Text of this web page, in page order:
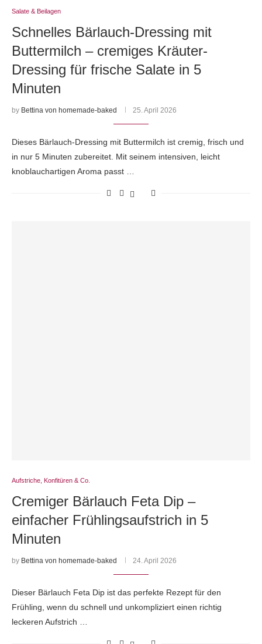
Salate & Beilagen
Schnelles Bärlauch-Dressing mit
Buttermilch – cremiges Kräuter-
Dressing für frische Salate in 5
Minuten
by Bettina von homemade-baked 25. April 2026
Dieses Bärlauch-Dressing mit Buttermilch ist cremig, frisch und
in nur 5 Minuten zubereitet. Mit seinem intensiven, leicht
knoblauchartigen Aroma passt …
Aufstriche, Konfitüren & Co.
Cremiger Bärlauch Feta Dip –
einfacher Frühlingsaufstrich in 5
Minuten
by Bettina von homemade-baked 24. April 2026
Dieser Bärlauch Feta Dip ist das perfekte Rezept für den
Frühling, wenn du schnell und unkompliziert einen richtig
leckeren Aufstrich …